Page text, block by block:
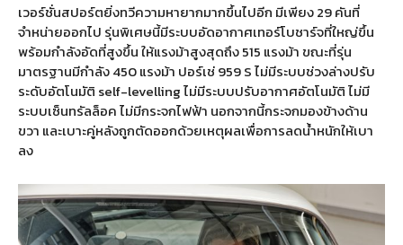
เวอร์ชั่นสปอร์ตยิ่งทวีความหายากมากขึ้นไปอีก มีเพียง 29 คันที่
จำหน่ายออกไป รุ่นพิเศษนี้มีระบบอัดอากาศเทอร์โบชาร์จที่ใหญ่ขึ้น
พร้อมกำลังอัดที่สูงขึ้น ให้แรงม้าสูงสุดถึง 515 แรงม้า ขณะที่รุ่น
มาตรฐานมีกำลัง 450 แรงม้า ปอร์เช่ 959 S ไม่มีระบบช่วงล่างปรับ
ระดับอัตโนมัติ self-levelling ไม่มีระบบปรับอากาศอัตโนมัติ ไม่มี
ระบบเซ็นทรัลล็อค ไม่มีกระจกไฟฟ้า นอกจากนี้กระจกมองข้างด้าน
ขวา และเบาะคู่หลังถูกตัดออกด้วยเหตุผลเพื่อการลดน้ำหนักให้เบา
ลง